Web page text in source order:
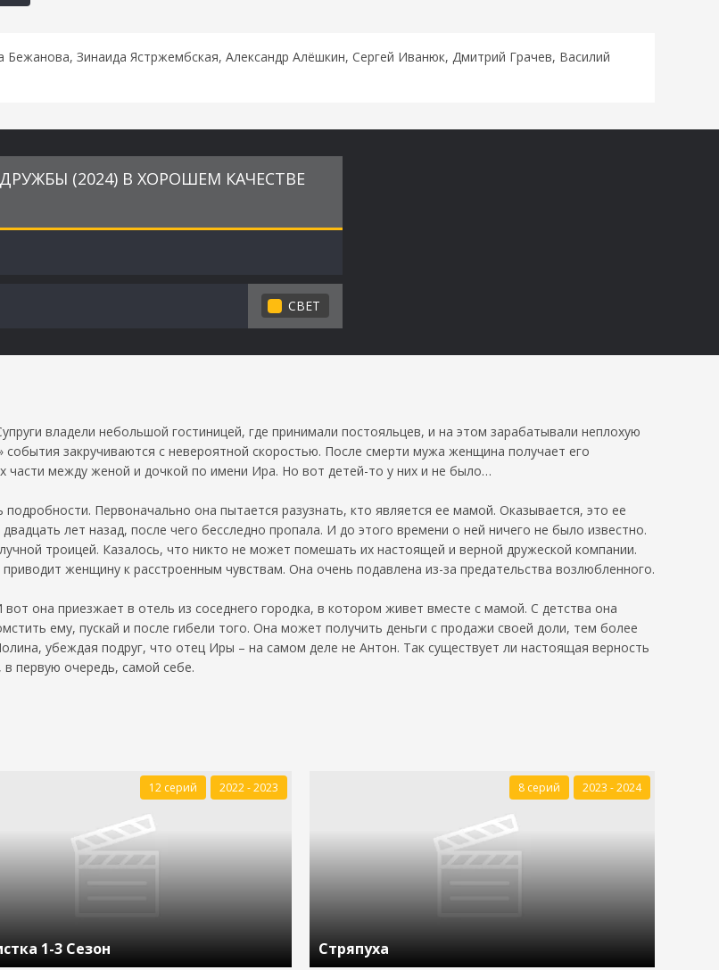
Зинаида Ястржембская, Александр Алёшкин, Сергей Иванюк, Дмитрий Грачев, Василий
(2024) В ХОРОШЕМ КАЧЕСТВЕ
СВЕТ
владели небольшой гостиницей, где принимали постояльцев, и на этом зарабатывали неплохую
закручиваются с невероятной скоростью. После смерти мужа женщина получает его
части между женой и дочкой по имени Ира. Но вот детей-то у них и не было…
Первоначально она пытается разузнать, кто является ее мамой. Оказывается, это ее
лет назад, после чего бесследно пропала. И до этого времени о ней ничего не было известно.
троицей. Казалось, что никто не может помешать их настоящей и верной дружеской компании.
женщину к расстроенным чувствам. Она очень подавлена из-за предательства возлюбленного.
она приезжает в отель из соседнего городка, в котором живет вместе с мамой. С детства она
ему, пускай и после гибели того. Она может получить деньги с продажи своей доли, тем более
убеждая подруг, что отец Иры – на самом деле не Антон. Так существует ли настоящая верность
в первую очередь, самой себе.
1-3 Сезон
12 серий 2022 - 2023
Стряпуха
8 серий 2023 - 2024